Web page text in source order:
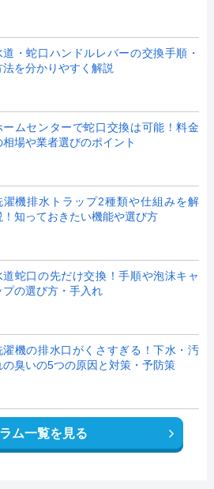
道・蛇口ハンドルレバーの交換手順・
法を分かりやすく解説
ームセンターで蛇口交換は可能！料金
相場や業者選びのポイント
濯機排水トラップ2種類や仕組みを解
！知っておきたい機能や選び方
道蛇口の先だけ交換！手順や泡沫キャ
プの選び方・手入れ
濯機の排水口がくさすぎる！下水・汚
の臭いの5つの原因と対策・予防策
ム一覧を見る